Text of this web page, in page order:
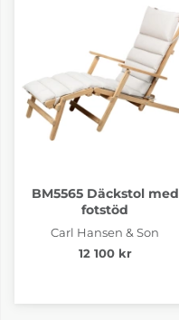
BM5565 Däckstol med
fotstöd
Carl Hansen & Son
12 100 kr